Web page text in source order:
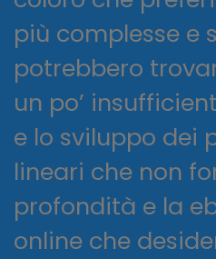
più complesse e
potrebbero
un po’
e lo sviluppo dei
lineari che non
profondità e la
online che